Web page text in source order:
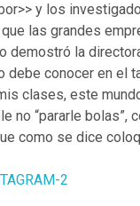
y los
las grandes
demostró la
debe conocer en el
clases, este
no “pararle
como se dice